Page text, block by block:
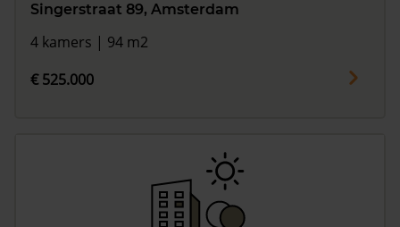
Singerstraat 89, Amsterdam
4 kamers | 94 m2
€ 525.000